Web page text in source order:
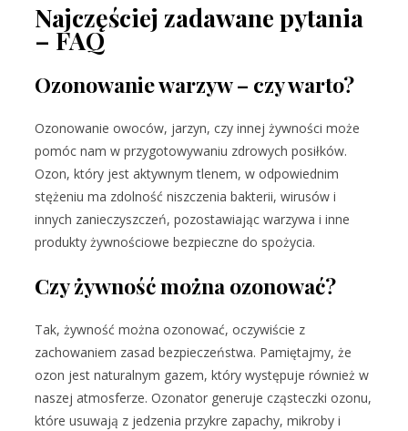
Najczęściej zadawane pytania
– FAQ
Ozonowanie warzyw – czy warto?
Ozonowanie owoców, jarzyn, czy innej żywności może
pomóc nam w przygotowywaniu zdrowych posiłków.
Ozon, który jest aktywnym tlenem, w odpowiednim
stężeniu ma zdolność niszczenia bakterii, wirusów i
innych zanieczyszczeń, pozostawiając warzywa i inne
produkty żywnościowe bezpieczne do spożycia.
Czy żywność można ozonować?
Tak, żywność można ozonować, oczywiście z
zachowaniem zasad bezpieczeństwa. Pamiętajmy, że
ozon jest naturalnym gazem, który występuje również w
naszej atmosferze. Ozonator generuje cząsteczki ozonu,
które usuwają z jedzenia przykre zapachy, mikroby i